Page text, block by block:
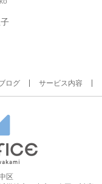
ログ サービス内容
区